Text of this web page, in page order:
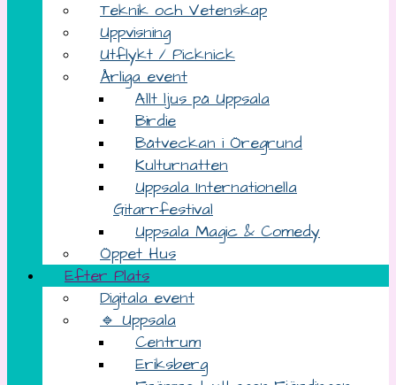
Teknik och Vetenskap
Uppvisning
Utflykt / Picknick
Årliga event
Allt ljus på Uppsala
Birdie
Båtveckan i Öregrund
Kulturnatten
Uppsala Internationella
Gitarrfestival
Uppsala Magic & Comedy
Öppet Hus
Efter Plats
Digitala event
🔹 Uppsala
Centrum
Eriksberg